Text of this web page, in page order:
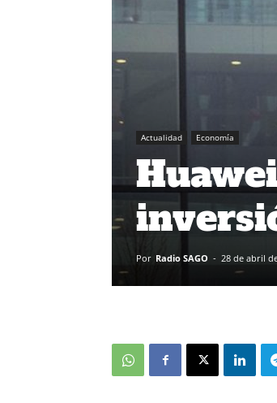
Actualidad Economía
Por Radio SAGO - 28 de abril